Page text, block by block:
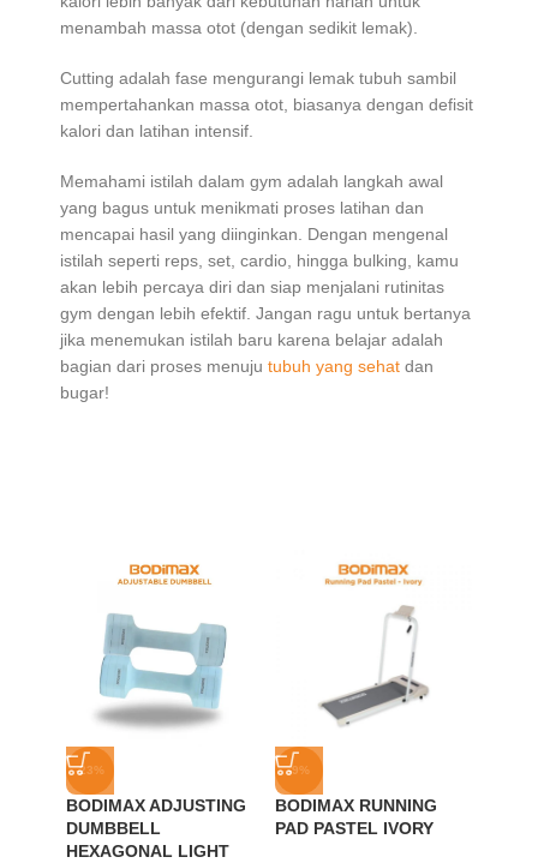
menambah massa otot (dengan sedikit lemak).
Cutting adalah fase mengurangi lemak tubuh sambil
mempertahankan massa otot, biasanya dengan defisit
kalori dan latihan intensif.
Memahami istilah dalam gym adalah langkah awal
yang bagus untuk menikmati proses latihan dan
mencapai hasil yang diinginkan. Dengan mengenal
istilah seperti reps, set, cardio, hingga bulking, kamu
akan lebih percaya diri dan siap menjalani rutinitas
gym dengan lebih efektif. Jangan ragu untuk bertanya
jika menemukan istilah baru karena belajar adalah
bagian dari proses menuju tubuh yang sehat dan
bugar!
-23%
BODIMAX ADJUSTING
DUMBBELL
HEXAGONAL LIGHT
-9%
BODIMAX RUNNING
PAD PASTEL IVORY